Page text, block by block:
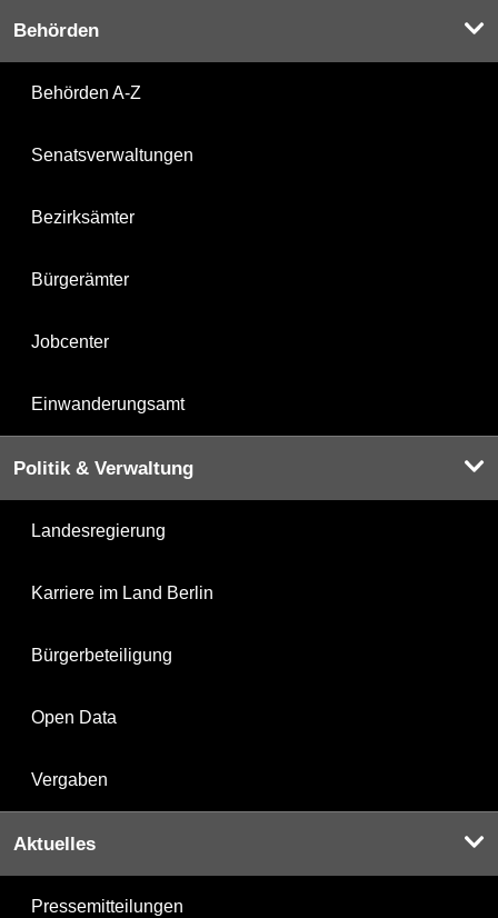
Behörden
Behörden A-Z
Senatsverwaltungen
Bezirksämter
Bürgerämter
Jobcenter
Einwanderungsamt
Politik & Verwaltung
Landesregierung
Karriere im Land Berlin
Bürgerbeteiligung
Open Data
Vergaben
Aktuelles
Pressemitteilungen